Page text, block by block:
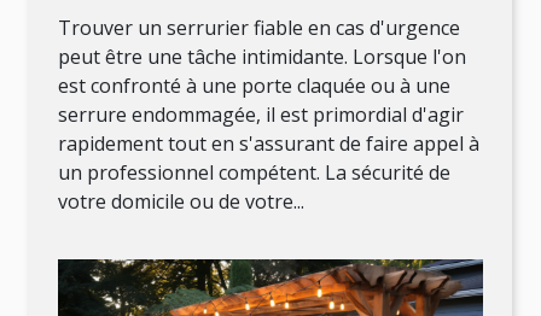
Trouver un serrurier fiable en cas d'urgence
peut être une tâche intimidante. Lorsque l'on
est confronté à une porte claquée ou à une
serrure endommagée, il est primordial d'agir
rapidement tout en s'assurant de faire appel à
un professionnel compétent. La sécurité de
votre domicile ou de votre...